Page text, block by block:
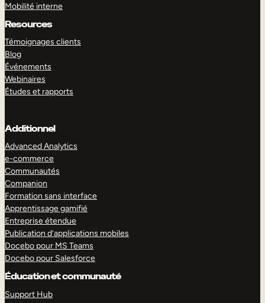
Mobilité interne
Resources
Témoignages clients
Blog
Événements
Webinaires
Études et rapports
Additionnel
Advanced Analytics
e-commerce
Communautés
Companion
Formation sans interface
Apprentissage gamifié
Entreprise étendue
Publication d’applications mobiles
Docebo pour MS Teams
Docebo pour Salesforce
Éducation et communauté
Support Hub